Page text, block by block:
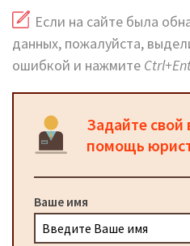
Если на сайте была
данных, пожалуйста,
ошибкой и нажмите
Задайте свой
помощь
Ваше имя